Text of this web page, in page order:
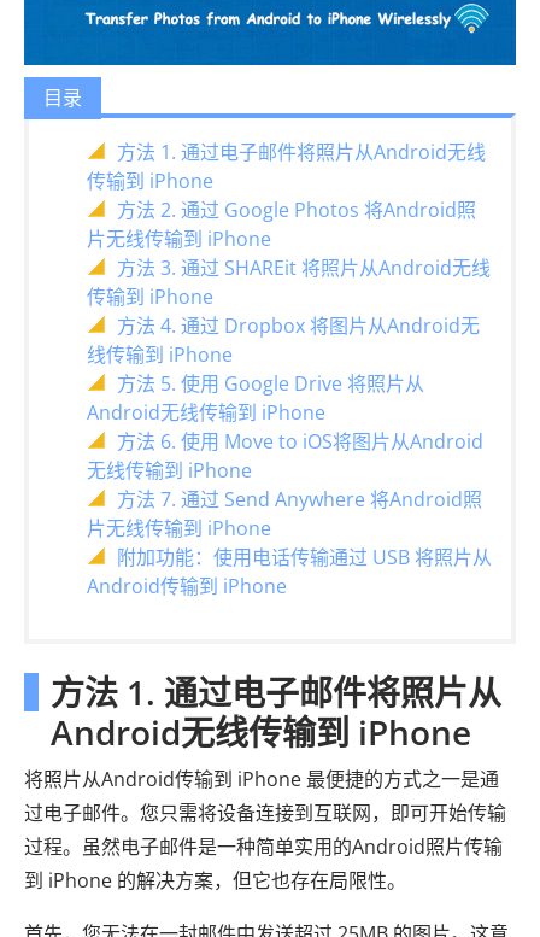
目录
方法 1. 通过电子邮件将照片从Android无线
传输到 iPhone
方法 2. 通过 Google Photos 将Android照
片无线传输到 iPhone
方法 3. 通过 SHAREit 将照片从Android无线
传输到 iPhone
方法 4. 通过 Dropbox 将图片从Android无
线传输到 iPhone
方法 5. 使用 Google Drive 将照片从
Android无线传输到 iPhone
方法 6. 使用 Move to iOS将图片从Android
无线传输到 iPhone
方法 7. 通过 Send Anywhere 将Android照
片无线传输到 iPhone
附加功能：使用电话传输通过 USB 将照片从
Android传输到 iPhone
方法 1. 通过电子邮件将照片从
Android无线传输到 iPhone
将照片从Android传输到 iPhone 最便捷的方式之一是通
过电子邮件。您只需将设备连接到互联网，即可开始传输
过程。虽然电子邮件是一种简单实用的Android照片传输
到 iPhone 的解决方案，但它也存在局限性。